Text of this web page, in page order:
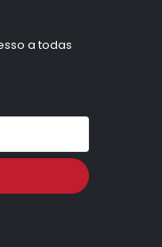
a todas